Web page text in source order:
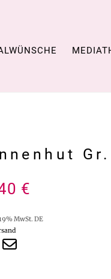
€
MwSt. DE